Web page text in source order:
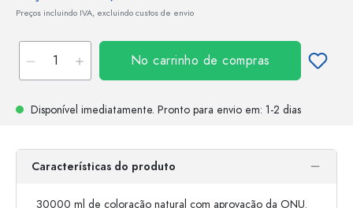
Preços incluindo IVA, excluindo custos de envio
No carrinho de compras
Disponível imediatamente. Pronto para envio em: 1-2 dias
Características do produto
30000 ml de coloração natural com aprovação da ONU.